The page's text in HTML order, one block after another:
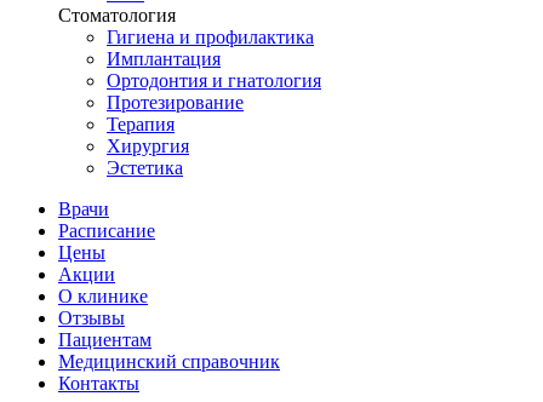
Стоматология
Гигиена и профилактика
Имплантация
Ортодонтия и гнатология
Протезирование
Терапия
Хирургия
Эстетика
Врачи
Расписание
Цены
Акции
О клинике
Отзывы
Пациентам
Медицинский справочник
Контакты